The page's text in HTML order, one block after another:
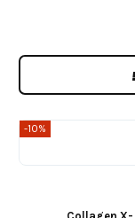
-10%